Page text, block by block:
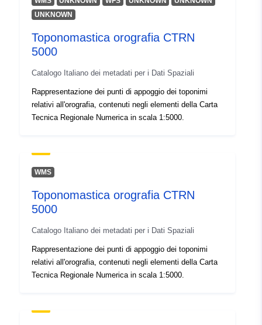
m6641-cc-i9798
UNKNOWN
Toponomastica orografia CTRN
5000
Catalogo Italiano dei metadati per i Dati Spaziali
Rappresentazione dei punti di appoggio dei toponimi
relativi all'orografia, contenuti negli elementi della Carta
Tecnica Regionale Numerica in scala 1:5000.
WMS
Toponomastica orografia CTRN
5000
Catalogo Italiano dei metadati per i Dati Spaziali
Rappresentazione dei punti di appoggio dei toponimi
relativi all'orografia, contenuti negli elementi della Carta
Tecnica Regionale Numerica in scala 1:5000.